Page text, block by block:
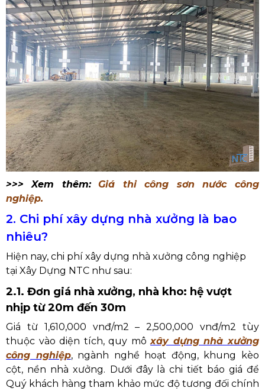
>>> Xem thêm:
Giá thi công sơn nước công
nghiệp.
2. Chi phí xây dựng nhà xưởng là bao
nhiêu?
Hiện nay, chi phí xây dựng nhà xưởng công nghiệp
tại Xây Dựng NTC như sau:
2.1. Đơn giá nhà xưởng, nhà kho: hệ vượt
nhịp từ 20m đến 30m
Giá từ 1,610,000 vnđ/m2 – 2,500,000 vnđ/m2 tùy
thuộc vào diện tích, quy môxây dựng nhà xưởng
công nghiệp, ngành nghề hoạt động, khung kèo
cột, nền nhà xưởng. Dưới đây là chi tiết báo giá để
Quý khách hàng tham khảo mức độ tương đối chính